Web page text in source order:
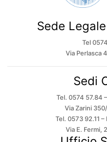
Sede
Tel
Via Perlasca
Sedi
Tel. 0574 57.84
Via Zarini
Tel. 0573 92.11
Via E. Fermi,